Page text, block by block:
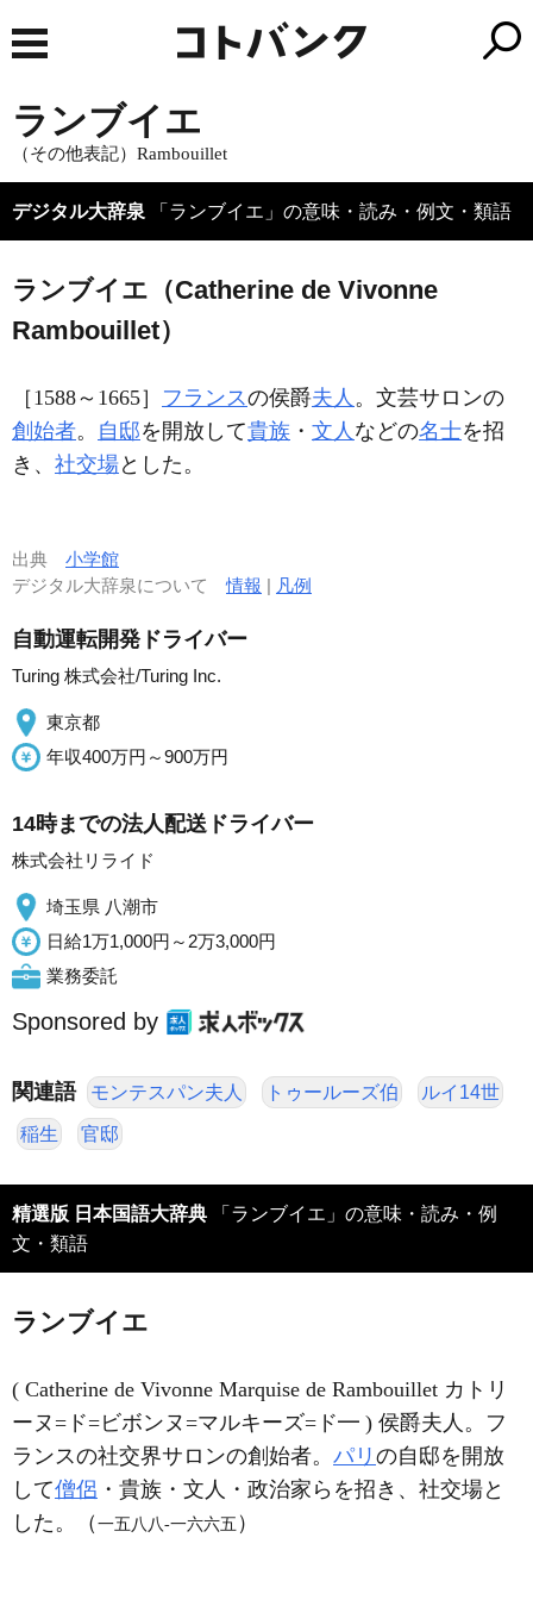
ランブイエ
（その他表記）Rambouillet
デジタル大辞泉 「ランブイエ」の意味・読み・例文・類語
ランブイエ（Catherine de Vivonne
Rambouillet）
［1588～1665］ フランスの侯爵夫人 。文芸サロンの
創始者。 自邸を開放して貴族 ・ 文人 などの名士を招
き、 社交場とした。
出典 小学館
デジタル大辞泉について情報 | 凡例
自動運転開発ドライバー
Turing 株式会社/Turing Inc.
東京都
年収400万円～900万円
14時までの法人配送ドライバー
株式会社リライド
埼玉県 八潮市
日給1万1,000円～2万3,000円
業務委託
Sponsored by
関連語 モンテスパン夫人 トゥールーズ伯 ルイ14世
稲生 官邸
精選版 日本国語大辞典 「ランブイエ」の意味・読み・例
文・類語
ランブイエ
( Catherine de Vivonne Marquise de Rambouillet カトリ
ーヌ=ド=ビボンヌ=マルキーズ=ド━ ) 侯爵夫人。フ
ランスの社交界サロンの創始者。 パリ の自邸を開放
して僧侶 ・貴族・文人・政治家らを招き、社交場と
した。（一五八八‐一六六五 ）